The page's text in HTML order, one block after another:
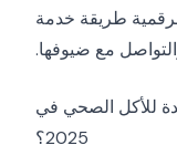
طريقة خدمة
مع ضيوفها.
للأكل الصحي في
2025؟